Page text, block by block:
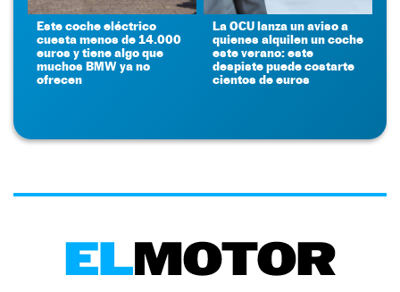
Este coche eléctrico
cuesta menos de 14.000
euros y tiene algo que
muchos BMW ya no
ofrecen
La OCU lanza un aviso a
quienes alquilen un coche
este verano: este
despiste puede costarte
cientos de euros